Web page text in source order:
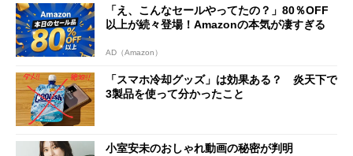
「え、こんなセールやってたの？」80％OFF
以上が続々登場！Amazonの本気が凄すぎる
AD（Amazon）
「スマホ冷却グッズ」は効果ある？ 炎天下で
3製品を使って分かったこと
小室安未のおしゃれ動画の秘密が判明